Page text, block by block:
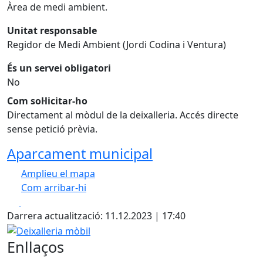
Àrea de medi ambient.
Unitat responsable
Regidor de Medi Ambient (Jordi Codina i Ventura)
És un servei obligatori
No
Com sol·licitar-ho
Directament al mòdul de la deixalleria. Accés directe
sense petició prèvia.
Aparcament municipal
Amplieu el mapa
Com arribar-hi
+
−
Darrera actualització: 11.12.2023 | 17:40
Deixalleria mòbil
Enllaços